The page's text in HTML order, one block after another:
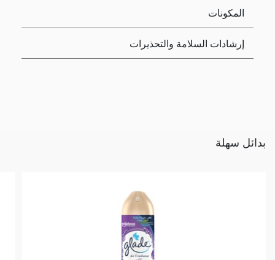
المكونات
إرشادات السلامة والتحذيرات
بدائل سهلة